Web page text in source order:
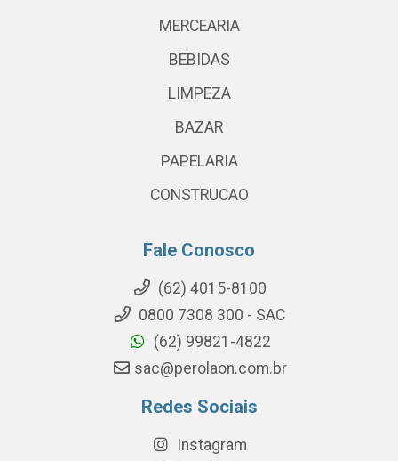
MERCEARIA
BEBIDAS
LIMPEZA
BAZAR
PAPELARIA
CONSTRUCAO
Fale Conosco
(62) 4015-8100
0800 7308 300 - SAC
(62) 99821-4822
sac@perolaon.com.br
Redes Sociais
Instagram